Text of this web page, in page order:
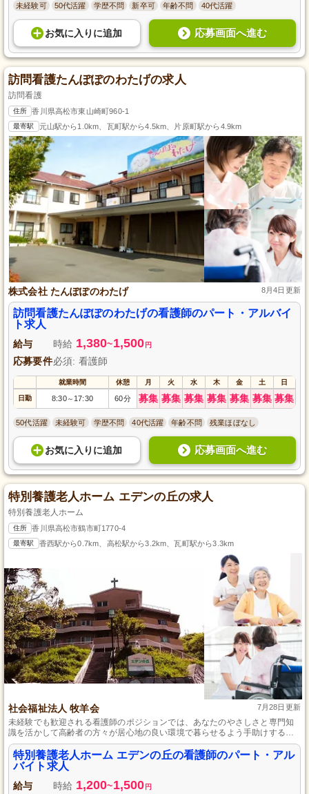
未経験可 50代活躍 学歴不問 新卒可 年齢不問 40代活躍
お気に入り に追加 応募画面へ進む
訪問看護たんぽぽのわたげの求人
訪問看護
住所 香川県高松市東山崎町960-1
最寄駅 元山駅から1.0km、瓦町駅から4.5km、片原町駅から4.9km
株式会社 たんぽぽのわたげ 8月4日更新
訪問看護たんぽぽのわたげの看護師のパート・アルバイ
ト求人
給与 時給 1,380~1,500 円
応募要件必須: 看護師
就業時間 休憩 月 火 水 木 金 土 日
日勤 8:30～ 17:30 60分 募集 募集 募集 募集 募集 募集 募集
50代活躍 未経験可 学歴不問 40代活躍 年齢不問 残業ほぼなし
お気に入り に追加 応募画面へ進む
特別養護老人ホーム エデンの丘の求人
特別養護老人ホーム
住所 香川県高松市鶴市町1770-4
最寄駅 香西駅から0.7km、高松駅から3.2km、瓦町駅から3.3km
社会福祉法人 牧羊会 7月28日更新
未経験でも歓迎される看護師のポジションでは、あなたのやさしさと専門知
識を活かして高齢者の方々が居心地の良い環境で暮らせるよう手助けする機
会があります。資格を持っていることが必須ではありますが、経験は不問
で、自分自身の成長とともに地域に貢献できる仕事を求めている方に最適で
す。
特別養護老人ホーム エデンの丘の看護師のパート・アル
バイト求人
給与 時給 1,200~1,500 円